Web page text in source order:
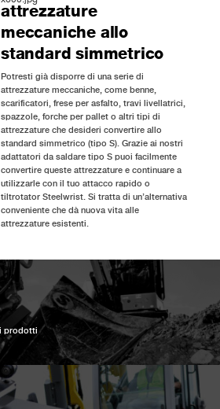
attrezzature
meccaniche allo
standard simmetrico
Potresti già disporre di una serie di
attrezzature meccaniche, come benne,
scarificatori, frese per asfalto, travi livellatrici,
spazzole, forche per pallet o altri tipi di
attrezzature che desideri convertire allo
standard simmetrico (tipo S). Grazie ai nostri
adattatori da saldare tipo S puoi facilmente
convertire queste attrezzature e continuare a
utilizzarle con il tuo attacco rapido o
tiltrotator Steelwrist. Si tratta di un’alternativa
conveniente che dà nuova vita alle
attrezzature esistenti.
prodotti